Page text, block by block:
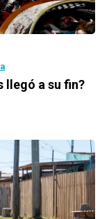
llegó a su fin?